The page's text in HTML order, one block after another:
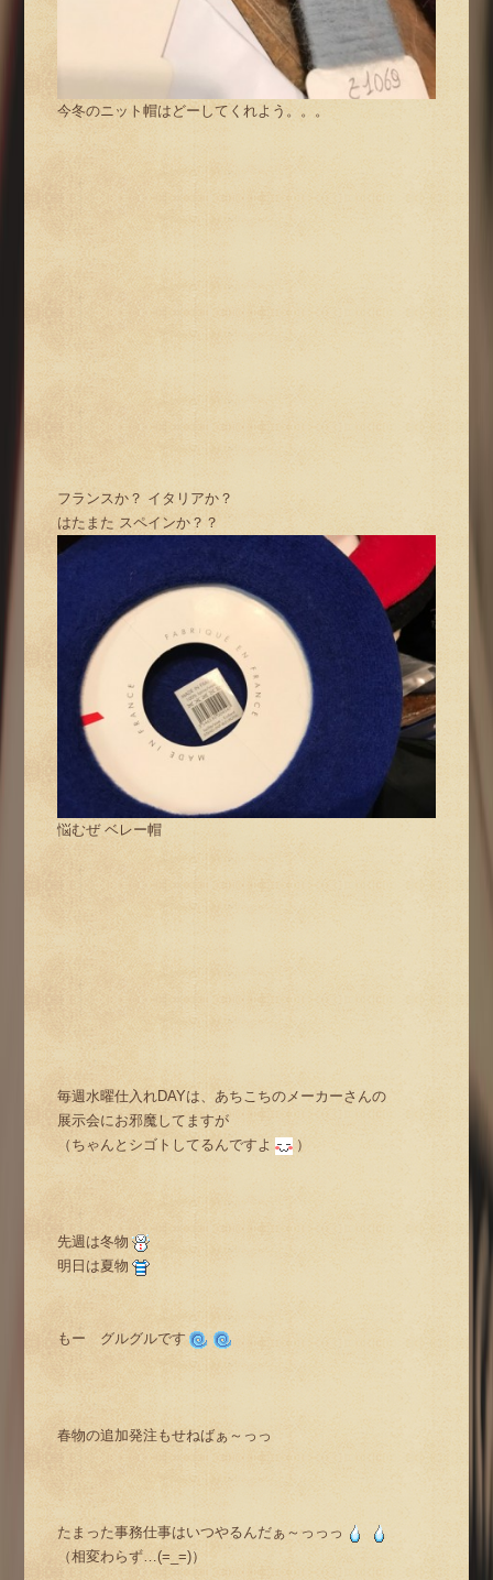
今冬のニット帽はどーしてくれよう。。。
フランスか？ イタリアか？
はたまた スペインか？？
悩むぜ ベレー帽
毎週水曜仕入れDAYは、あちこちのメーカーさんの
展示会にお邪魔してますが
（ちゃんとシゴトしてるんですよ
）
先週は冬物
明日は夏物
もー グルグルです
春物の追加発注もせねばぁ～っっ
たまった事務仕事はいつやるんだぁ～っっっ
（相変わらず…(=_=)）